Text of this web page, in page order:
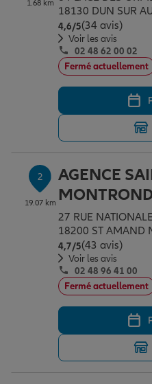
Assurance emprunteur
Prévoyance et
Assurance animal de
Protection de la famille
Protection juridique
Épargne & retraite
Plan épargne retraite
Assurance vie
Placements financiers
Investissements
Transmission
Vos projets
Partir en vacances
Déménager
Changer de voiture
Départ à la retraite
Préparer l’avenir
Conseil assurance
Outre-mer
Assurance auto
Assurance habitation
Le Pack Famille
Garantie des accidents
Professionnels
Allianz en France
1.68 km
18130 DUN SUR
4,6/5Note de 4.6 sur 5
(34 avis)
Voir les avis
02 48 62 00 02
Fermé actuellement
2
19.07 km
AGENCE
MONTROND
27 RUE NATIONALE
18200 ST AMAND
4,7/5Note de 4.7 sur 5
(43 avis)
Voir les avis
02 48 96 41 00
Fermé actuellement